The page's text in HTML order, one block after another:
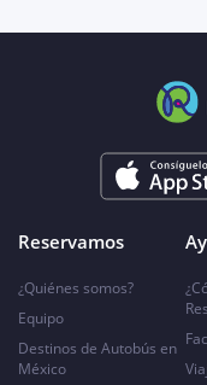
Reservamos
¿Quiénes somos?
Equipo
Destinos de Autobús en
México